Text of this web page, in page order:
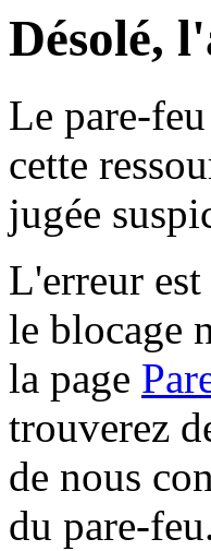
Désolé,
Le pare-
cette
jugée
L'erreur
le blocage
la page
trouverez
de nous
du pare-